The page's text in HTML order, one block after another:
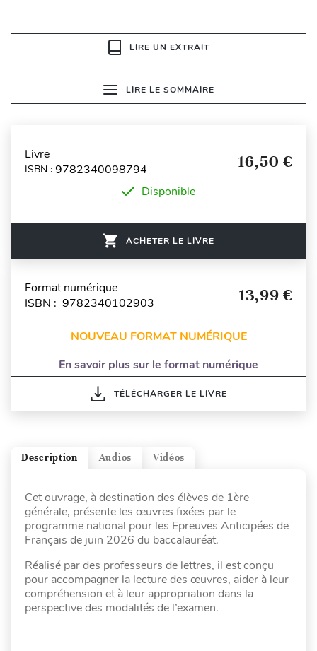
LIRE UN EXTRAIT
LIRE LE SOMMAIRE
Livre
ISBN : 9782340098794 16,50 €
Disponible
ACHETER LE LIVRE
Format numérique
ISBN : 9782340102903
13,99 €
NOUVEAU FORMAT NUMÉRIQUE
En savoir plus sur le format numérique
TÉLÉCHARGER LE LIVRE
Vidéos
Audios
Description
Cet ouvrage, à destination des élèves de 1ère
générale, présente les œuvres fixées par le
programme national pour les Epreuves Anticipées de
Français de juin 2026 du baccalauréat.
Réalisé par des professeurs de lettres, il est conçu
pour accompagner la lecture des œuvres, aider à leur
compréhension et à leur appropriation dans la
perspective des modalités de l’examen.